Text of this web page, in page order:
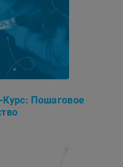
Пошаговое